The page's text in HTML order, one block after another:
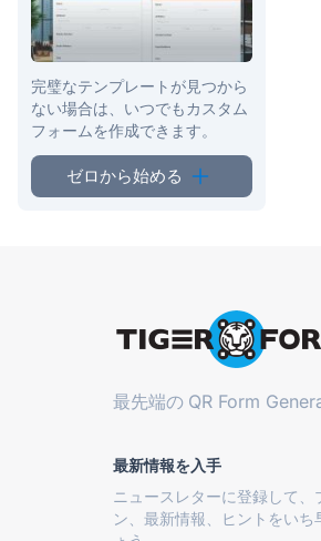
完璧なテンプレートが見つから
ない場合は、いつでもカスタム
フォームを作成できます。
ゼロから始める
最先端の QR Form
最新情報を入手
ニュースレターに登録して、
ン、最新情報、ヒントをいち